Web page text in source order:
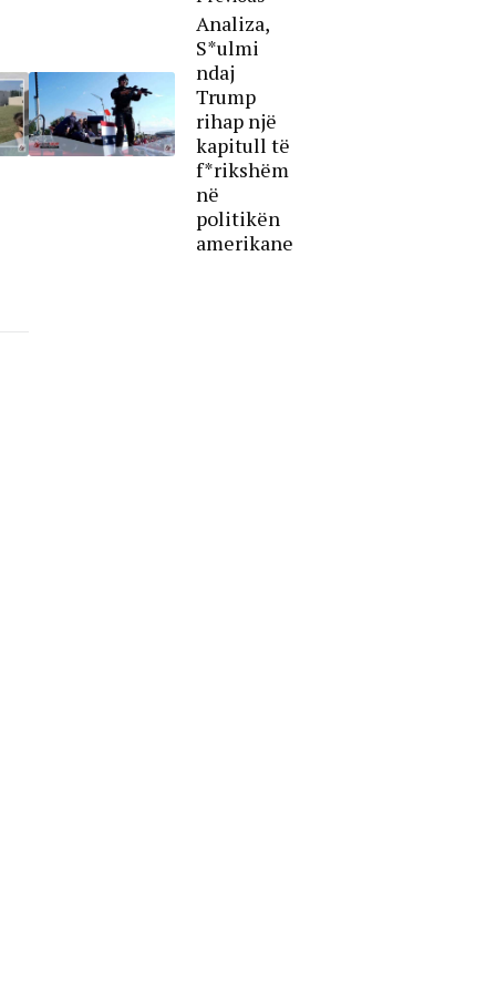
Analiza,
S*ulmi
ndaj
Trump
rihap një
kapitull të
f*rikshëm
në
politikën
amerikane